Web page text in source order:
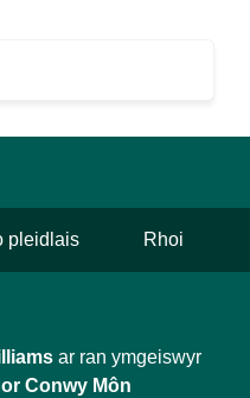
pleidlais Rhoi
ar ran ymgeiswyr
Conwy Môn